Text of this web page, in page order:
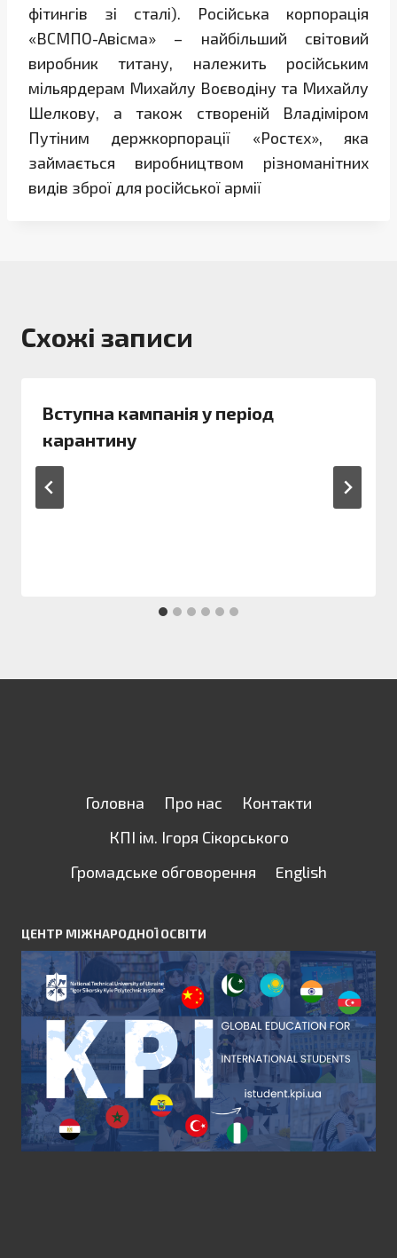
фітингів зі сталі). Російська корпорація
«ВСМПО-Авісма» – найбільший світовий
виробник титану, належить російським
мільярдерам Михайлу Воєводіну та Михайлу
Шелкову, а також створеній Владіміром
Путіним держкорпорації «Ростєх», яка
займається виробництвом різноманітних
видів зброї для російської армії
Схожі записи
Вступна кампанія у період
карантину
Головна Про нас
Контакти
КПІ ім. Ігоря Сікорського
Громадське обговорення
English
ЦЕНТР МІЖНАРОДНОЇ ОСВІТИ